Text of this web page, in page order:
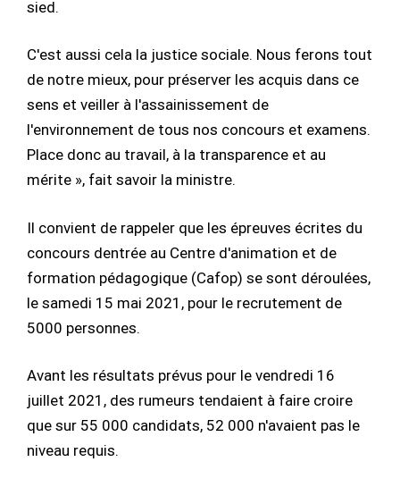
sied.
C'est aussi cela la justice sociale. Nous ferons tout
de notre mieux, pour préserver les acquis dans ce
sens et veiller à l'assainissement de
l'environnement de tous nos concours et examens.
Place donc au travail, à la transparence et au
mérite », fait savoir la ministre.
Il convient de rappeler que les épreuves écrites du
concours dentrée au Centre d'animation et de
formation pédagogique (Cafop) se sont déroulées,
le samedi 15 mai 2021, pour le recrutement de
5000 personnes.
Avant les résultats prévus pour le vendredi 16
juillet 2021, des rumeurs tendaient à faire croire
que sur 55 000 candidats, 52 000 n'avaient pas le
niveau requis.